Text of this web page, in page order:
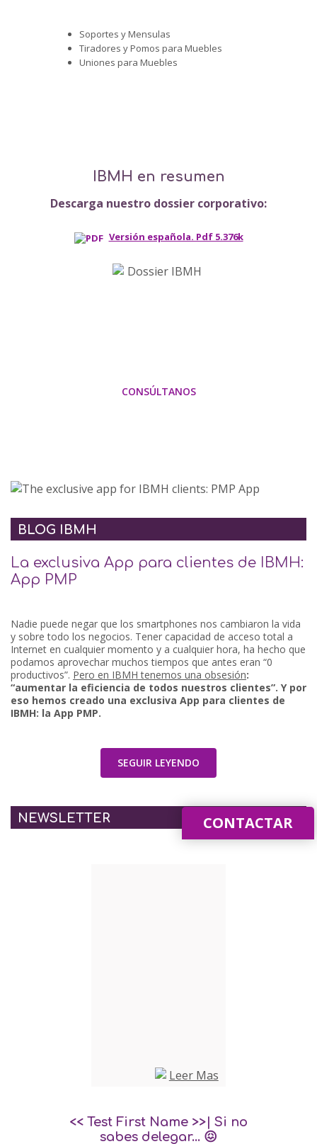
Soportes y Mensulas
Tiradores y Pomos para Muebles
Uniones para Muebles
IBMH en resumen
Descarga nuestro dossier corporativo:
Versión española. Pdf 5.376k
CONSÚLTANOS
BLOG IBMH
La exclusiva App para clientes de IBMH:
App PMP
Nadie puede negar que los smartphones nos cambiaron la vida
y sobre todo los negocios. Tener capacidad de acceso total a
Internet en cualquier momento y a cualquier hora, ha hecho que
podamos aprovechar muchos tiempos que antes eran “0
productivos”. Pero en IBMH tenemos una obsesión:
“aumentar la eficiencia de todos nuestros clientes”. Y por
eso hemos creado una exclusiva App para clientes de
IBMH: la App PMP.
SEGUIR LEYENDO
NEWSLETTER
<< Test First Name >>| Si no
sabes delegar... 😖
CONTACTAR